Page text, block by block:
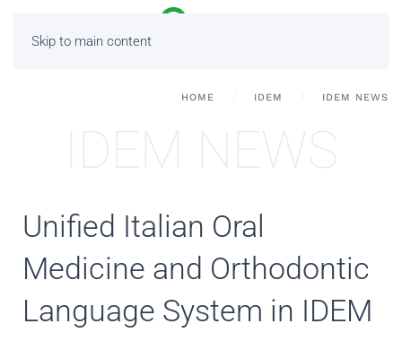
Skip to main content
HOME IDEM IDEM NEWS
IDEM NEWS
Unified Italian Oral
Medicine and Orthodontic
Language System in IDEM